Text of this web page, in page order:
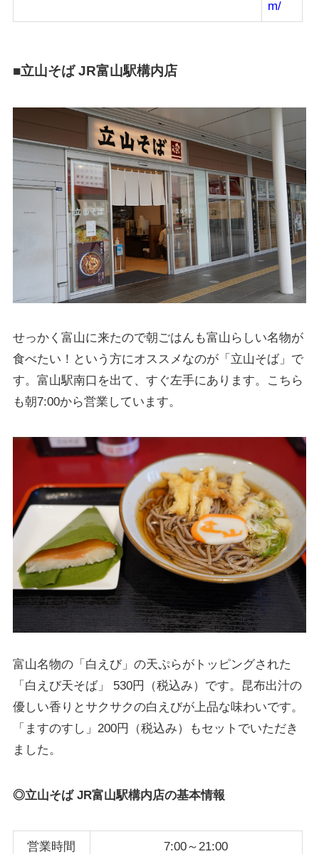
m/
■立山そば JR富山駅構内店
せっかく富山に来たので朝ごはんも富山らしい名物が
食べたい！という方にオススメなのが「立山そば」で
す。富山駅南口を出て、すぐ左手にあります。こちら
も朝7:00から営業しています。
富山名物の「白えび」の天ぷらがトッピングされた
「白えび天そば」
530円（税込み）です。昆布出汁の
優しい香りとサクサクの白えびが上品な味わいです。
「ますのすし」200円（税込み）もセットでいただき
ました。
◎立山そば JR富山駅構内店の基本情報
営業時間 7:00～21:00